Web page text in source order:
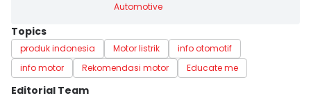
Automotive
Topics
produk indonesia Motor listrik
info otomotif
info motor
Rekomendasi motor Educate me
Editorial Team